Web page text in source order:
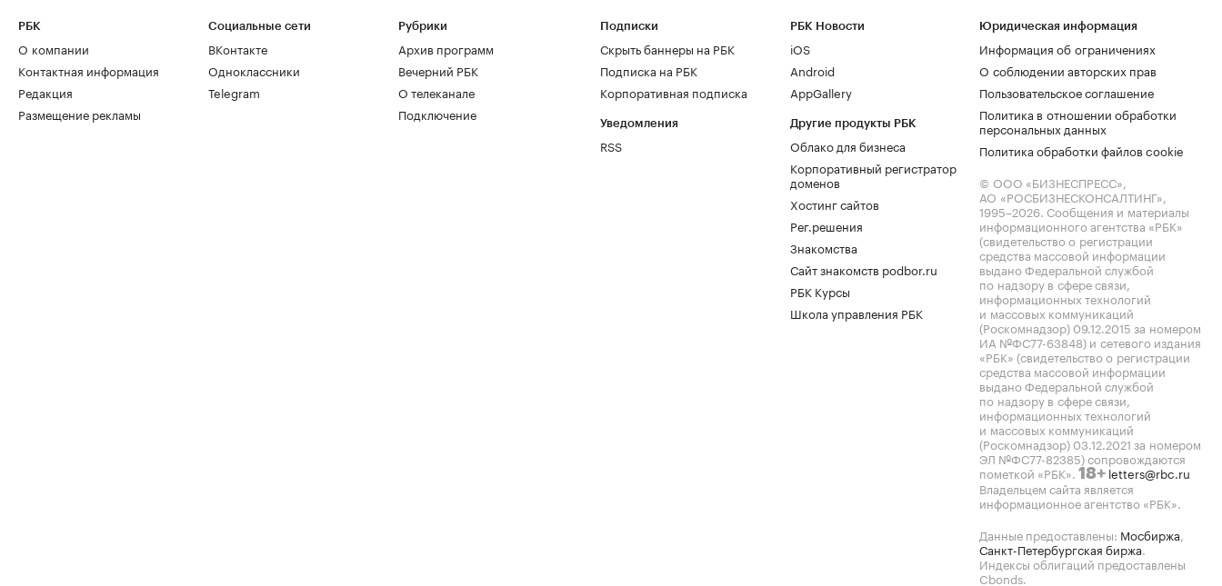
РБК
О компании
Контактная информация
Редакция
Размещение рекламы
Социальные сети
ВКонтакте
Одноклассники
Telegram
Рубрики
Архив программ
Вечерний РБК
О телеканале
Подключение
Подписки
Скрыть баннеры на РБК
Подписка на РБК
Корпоративная подписка
Уведомления
RSS
РБК Новости
iOS
Android
AppGallery
Другие продукты РБК
Облако для бизнеса
Корпоративный регистратор
доменов
Хостинг сайтов
Рег.решения
Знакомства
Сайт знакомств podbor.ru
РБК Курсы
Школа управления РБК
Юридическая информация
Информация об ограничениях
О соблюдении авторских прав
Пользовательское соглашение
Политика в отношении обработки
персональных данных
Политика обработки файлов cookie
© ООО «БИЗНЕСПРЕСС»,
АО «РОСБИЗНЕСКОНСАЛТИНГ»,
1995–2026. Сообщения и материалы
информационного агентства «РБК»
(свидетельство о регистрации
средства массовой информации
выдано Федеральной службой
по надзору в сфере связи,
информационных технологий
и массовых коммуникаций
(Роскомнадзор) 09.12.2015 за номером
ИА №ФС77-63848) и сетевого издания
«РБК» (свидетельство о регистрации
средства массовой информации
выдано Федеральной службой
по надзору в сфере связи,
информационных технологий
и массовых коммуникаций
(Роскомнадзор) 03.12.2021 за номером
ЭЛ №ФС77-82385) сопровождаются
пометкой «РБК». 18+ letters@rbc.ru
Владельцем сайта является
информационное агентство «РБК».
Данные предоставлены: Мосбиржа,
Санкт-Петербургская биржа.
Индексы облигаций предоставлены
Cbonds.